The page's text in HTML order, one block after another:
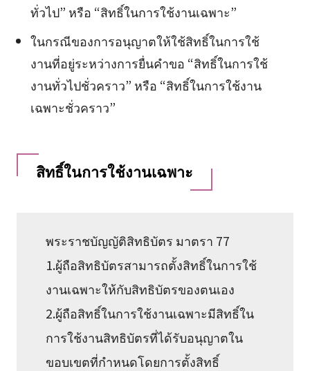
ทั่วไป” หรือ “สิทธิ์ในการใช้งานเฉพาะ”
ในกรณีของการอนุญาตให้ใช้สิทธิ์ในการใช้
งานที่อยู่ระหว่างการยื่นคำขอ “สิทธิ์ในการใช้
งานทั่วไปชั่วคราว” หรือ “สิทธิ์ในการใช้งาน
เฉพาะชั่วคราว”
สิทธิ์ในการใช้งานเฉพาะ
พระราชบัญญัติสิทธิบัตร มาตรา 77
1.ผู้ถือสิทธิบัตรสามารถตั้งสิทธิ์ในการใช้
งานเฉพาะให้กับสิทธิบัตรของตนเอง
2.ผู้ถือสิทธิ์ในการใช้งานเฉพาะมีสิทธิ์ใน
การใช้งานสิทธิบัตรที่ได้รับอนุญาตใน
ขอบเขตที่กำหนดโดยการตั้งสิทธิ์